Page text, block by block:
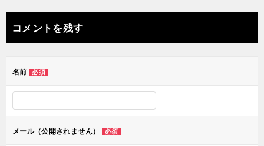
ナ
ビ
ー
ン
コメントを残す
名前 必須
メール（公開されません） 必須